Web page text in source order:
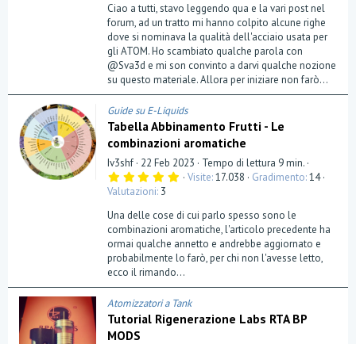
Ciao a tutti, stavo leggendo qua e la vari post nel
forum, ad un tratto mi hanno colpito alcune righe
dove si nominava la qualità dell'acciaio usata per
gli ATOM. Ho scambiato qualche parola con
@Sva3d e mi son convinto a darvi qualche nozione
su questo materiale. Allora per iniziare non farò...
Guide su E-Liquids
Tabella Abbinamento Frutti - Le
combinazioni aromatiche
Iv3shf 22 Feb 2023
Tempo di lettura 9 min.
5
s
t
l
l
(
e
)
Visite 17.038 Gradimento 14
Valutazioni 3
Una delle cose di cui parlo spesso sono le
combinazioni aromatiche, l'articolo precedente ha
ormai qualche annetto e andrebbe aggiornato e
probabilmente lo farò, per chi non l'avesse letto,
ecco il rimando...
Atomizzatori a Tank
Tutorial Rigenerazione Labs RTA BP
MODS